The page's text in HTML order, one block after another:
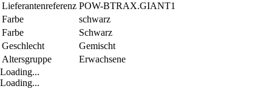
Lieferantenreferenz POW-BTRAX.GIANT1
Farbe
schwarz
Farbe
Schwarz
Geschlecht
Gemischt
Altersgruppe
Erwachsene
Loading...
Loading...